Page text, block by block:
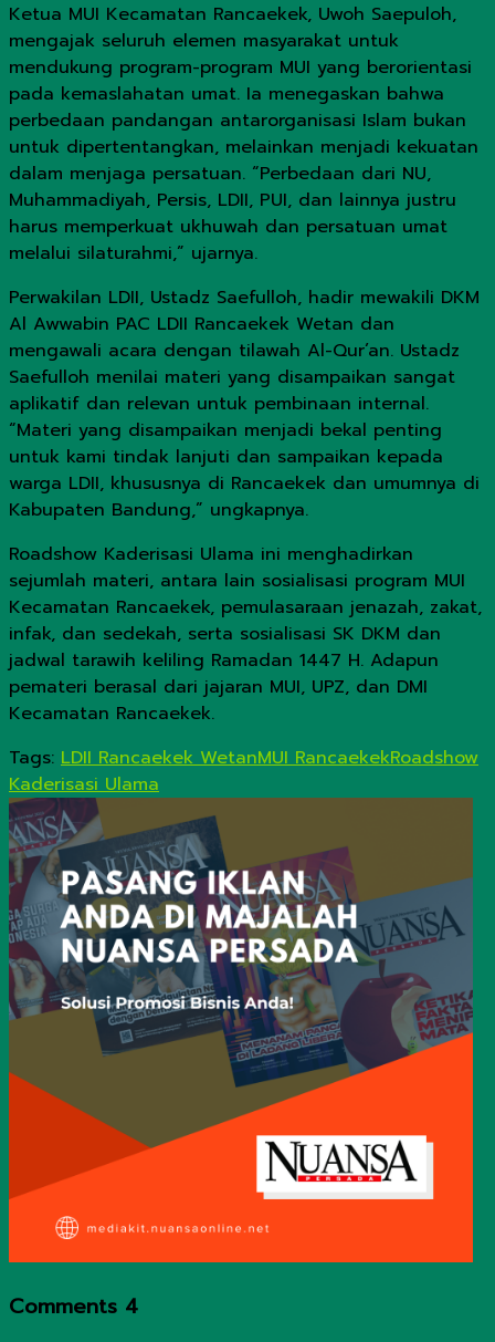
Ketua MUI Kecamatan Rancaekek, Uwoh Saepuloh,
mengajak seluruh elemen masyarakat untuk
mendukung program-program MUI yang berorientasi
pada kemaslahatan umat. Ia menegaskan bahwa
perbedaan pandangan antarorganisasi Islam bukan
untuk dipertentangkan, melainkan menjadi kekuatan
dalam menjaga persatuan. “Perbedaan dari NU,
Muhammadiyah, Persis, LDII, PUI, dan lainnya justru
harus memperkuat ukhuwah dan persatuan umat
melalui silaturahmi,” ujarnya.
Perwakilan LDII, Ustadz Saefulloh, hadir mewakili DKM
Al Awwabin PAC LDII Rancaekek Wetan dan
mengawali acara dengan tilawah Al-Qur’an. Ustadz
Saefulloh menilai materi yang disampaikan sangat
aplikatif dan relevan untuk pembinaan internal.
“Materi yang disampaikan menjadi bekal penting
untuk kami tindak lanjuti dan sampaikan kepada
warga LDII, khususnya di Rancaekek dan umumnya di
Kabupaten Bandung,” ungkapnya.
Roadshow Kaderisasi Ulama ini menghadirkan
sejumlah materi, antara lain sosialisasi program MUI
Kecamatan Rancaekek, pemulasaraan jenazah, zakat,
infak, dan sedekah, serta sosialisasi SK DKM dan
jadwal tarawih keliling Ramadan 1447 H. Adapun
pemateri berasal dari jajaran MUI, UPZ, dan DMI
Kecamatan Rancaekek.
Tags: LDII Rancaekek WetanMUI RancaekekRoadshow
Kaderisasi Ulama
Comments 4